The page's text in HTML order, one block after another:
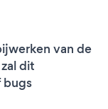
van de
dit
bugs